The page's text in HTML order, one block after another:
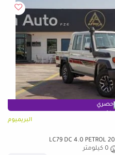
حصري
البريميوم
0 كيلومتر